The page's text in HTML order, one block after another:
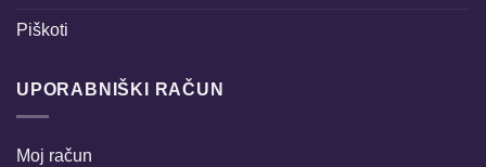
Piškoti
UPORABNIŠKI RAČUN
Moj račun